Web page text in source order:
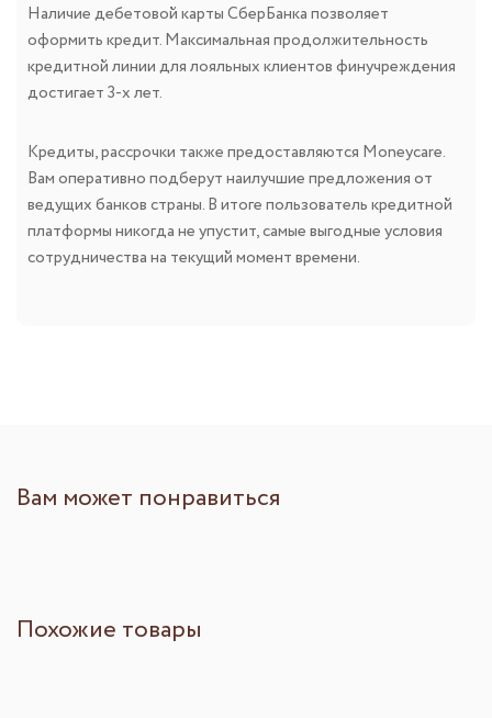
Наличие дебетовой карты СберБанка позволяет
оформить кредит. Максимальная продолжительность
кредитной линии для лояльных клиентов финучреждения
достигает 3-х лет.
Кредиты, рассрочки также предоставляются Moneycare.
Вам оперативно подберут наилучшие предложения от
ведущих банков страны. В итоге пользователь кредитной
платформы никогда не упустит, самые выгодные условия
сотрудничества на текущий момент времени.
Вам может понравиться
Похожие товары